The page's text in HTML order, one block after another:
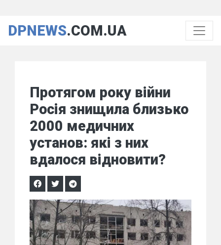
DPNEWS.COM.UA
Протягом року війни
Росія знищила близько
2000 медичних
установ: які з них
вдалося відновити?